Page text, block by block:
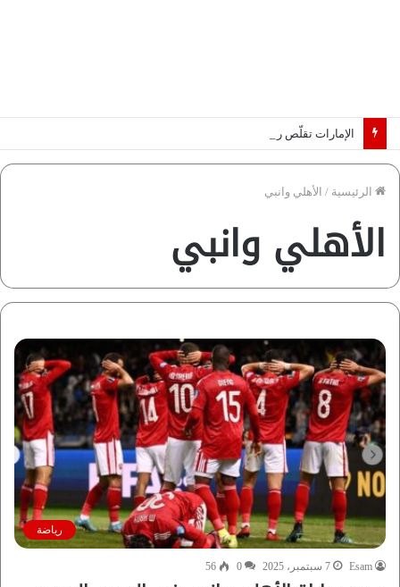
الرئيسية / الأهلي وانبي
الأهلي وانبي
رياضة
Esam 7 سبتمبر، 2025 0
56